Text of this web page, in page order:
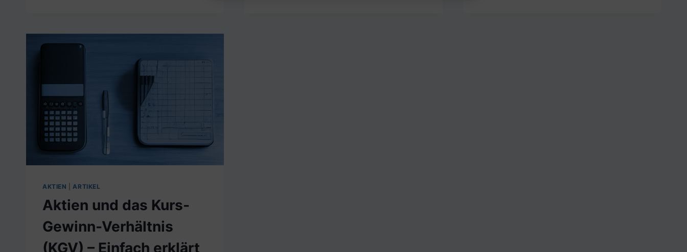
ANLEGER
WICHTIG?
AKTIEN ARTIKEL
Aktien und das Kurs-
Gewinn-Verhältnis
(KGV) – Einfach erklärt